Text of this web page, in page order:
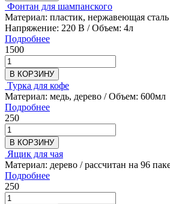
Фонтан для шампанского
Материал: пластик, нержавеющая
Напряжение: 220 В / Объем: 4л
Подробнее
1500
В КОРЗИНУ
Турка для кофе
Материал: медь, дерево / Объем: 600мл
Подробнее
250
В КОРЗИНУ
Ящик для чая
Материал: дерево / рассчитан на 96
Подробнее
250